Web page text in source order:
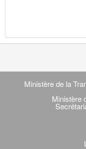
Navigation
transverse
Ministère de la
Ministère